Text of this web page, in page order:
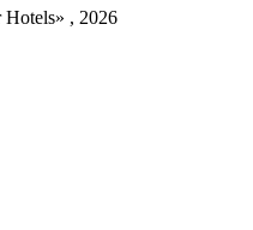
, 2026